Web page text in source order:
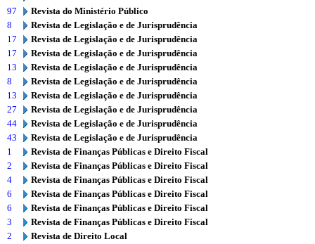
97
Revista do Ministério Público
8
Revista de Legislação e de Jurisprudência
17
Revista de Legislação e de Jurisprudência
17
Revista de Legislação e de Jurisprudência
13
Revista de Legislação e de Jurisprudência
8
Revista de Legislação e de Jurisprudência
13
Revista de Legislação e de Jurisprudência
27
Revista de Legislação e de Jurisprudência
44
Revista de Legislação e de Jurisprudência
43
Revista de Legislação e de Jurisprudência
1
Revista de Finanças Públicas e Direito Fiscal
2
Revista de Finanças Públicas e Direito Fiscal
4
Revista de Finanças Públicas e Direito Fiscal
6
Revista de Finanças Públicas e Direito Fiscal
6
Revista de Finanças Públicas e Direito Fiscal
3
Revista de Finanças Públicas e Direito Fiscal
2
Revista de Direito Local